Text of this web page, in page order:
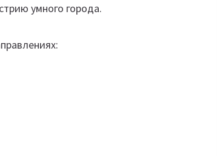
умного города.